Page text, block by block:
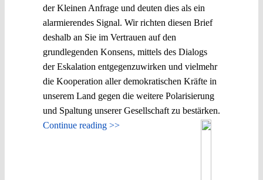
der Kleinen Anfrage und deuten dies als ein
alarmierendes Signal. Wir richten diesen Brief
deshalb an Sie im Vertrauen auf den
grundlegenden Konsens, mittels des Dialogs
der Eskalation entgegenzuwirken und vielmehr
die Kooperation aller demokratischen Kräfte in
unserem Land gegen die weitere Polarisierung
und Spaltung unserer Gesellschaft zu bestärken.
Continue reading >>